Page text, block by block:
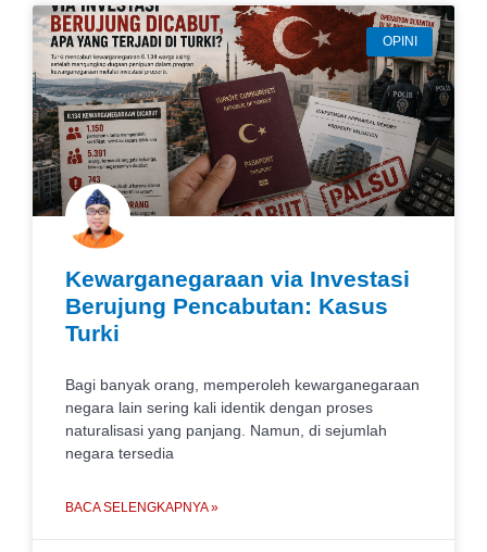
OPINI
Kewarganegaraan via Investasi
Berujung Pencabutan: Kasus
Turki
Bagi banyak orang, memperoleh kewarganegaraan
negara lain sering kali identik dengan proses
naturalisasi yang panjang. Namun, di sejumlah
negara tersedia
BACA SELENGKAPNYA »